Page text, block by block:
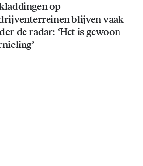
op
blijven vaak
de radar: ‘Het is gewoon